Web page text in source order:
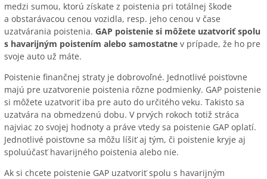
medzi sumou, ktorú získate z poistenia pri totálnej škode
a obstarávacou cenou vozidla, resp. jeho cenou v čase
uzatvárania poistenia. GAP poistenie si môžete uzatvoriť spolu
s havarijným poistením alebo samostatne v prípade, že ho pre
svoje auto už máte.
Poistenie finančnej straty je dobrovoľné. Jednotlivé poisťovne
majú pre uzatvorenie poistenia rôzne podmienky. GAP poistenie
si môžete uzatvoriť iba pre auto do určitého veku. Takisto sa
uzatvára na obmedzenú dobu. V prvých rokoch totiž stráca
najviac zo svojej hodnoty a práve vtedy sa poistenie GAP oplatí.
Jednotlivé poisťovne sa môžu líšiť aj tým, či poistenie kryje aj
spoluúčasť havarijného poistenia alebo nie.
Ak si chcete poistenie GAP uzatvoriť spolu s havarijným